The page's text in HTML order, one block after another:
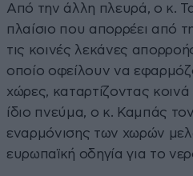
Από την άλλη πλευρά, ο κ.
πλαίσιο που απορρέει από
τις κοινές λεκάνες
οποίο οφείλουν να
χώρες, καταρτίζοντας κοινά
ίδιο πνεύμα, ο κ. Καμπάς
εναρμόνισης των χωρών
ευρωπαϊκή οδηγία για το